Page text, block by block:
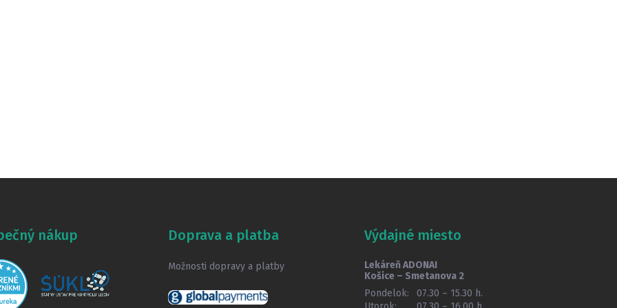
nákup Doprava a platba
Možnosti dopravy a platby
Výdajné miesto
Lekáreň ADONAI
Košice – Smetanova 2
Pondelok:
07.30 – 15.30 h.